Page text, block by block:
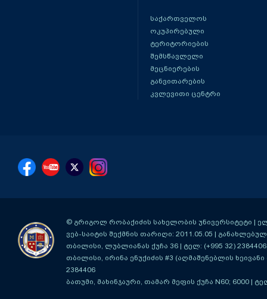
საქართველოს
ოკუპირებული
ტერიტორიების
შემსწავლელი
მეცნიერების
განვითარების
კვლევითი ცენტრი
© გრიგოლ რობაქიძის სახელობის უნივერსიტეტი |
ვებ-საიტის შექმნის თარიღი: 2011.05.05 |
თბილისი, ლუბლიანას ქუჩა 36 | ტელ: (+995 32)
თბილისი, ირინა ენუქიძის #3 (აღმაშენებლის ხეივანი
2384406
ბათუმი, მახინჯაური, თამარ მეფის ქუჩა N60; 6000 |